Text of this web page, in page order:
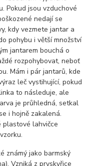
Pokud jsou vzduchové
nedají se
kdy vezmete jantar a
pohybu i větší množství
jantarem bouchá o
rozpohybovat, neboť
Mám i pár jantarů, kde
leč vystihující, pokud
to následuje, ale
je průhledná, setkal
i hojně zakalená.
plastové lahvičce
známý jako barmský
Vzniká z pryskyřice